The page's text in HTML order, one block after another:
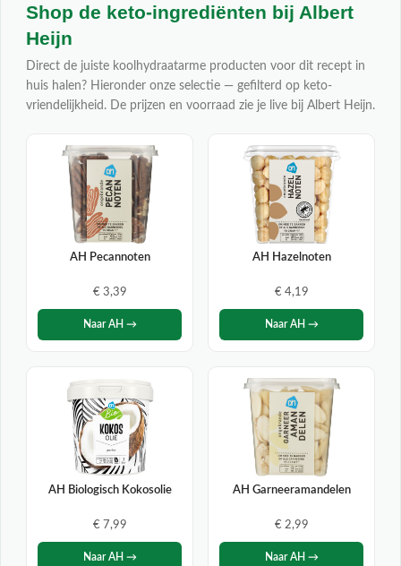
Shop de keto-ingrediënten bij Albert
Heijn
Direct de juiste koolhydraatarme producten voor dit recept in
huis halen? Hieronder onze selectie — gefilterd op keto-
vriendelijkheid. De prijzen en voorraad zie je live bij Albert Heijn.
AH Pecannoten
€ 3,39
Naar AH →
AH Hazelnoten
€ 4,19
Naar AH →
AH Biologisch Kokosolie
€ 7,99
Naar AH →
AH Garneeramandelen
€ 2,99
Naar AH →